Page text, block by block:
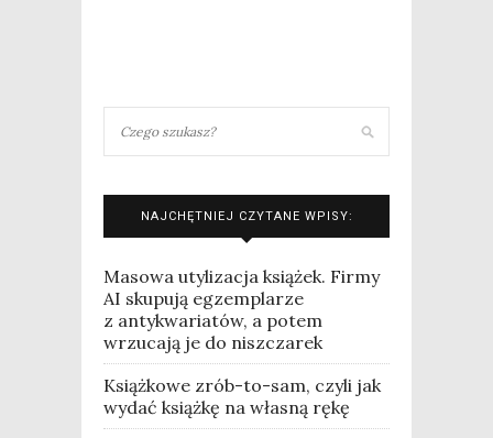
NAJCHĘTNIEJ CZYTANE WPISY:
Masowa utylizacja książek. Firmy
AI skupują egzemplarze
z antykwariatów, a potem
wrzucają je do niszczarek
Książkowe zrób-to-sam, czyli jak
wydać książkę na własną rękę